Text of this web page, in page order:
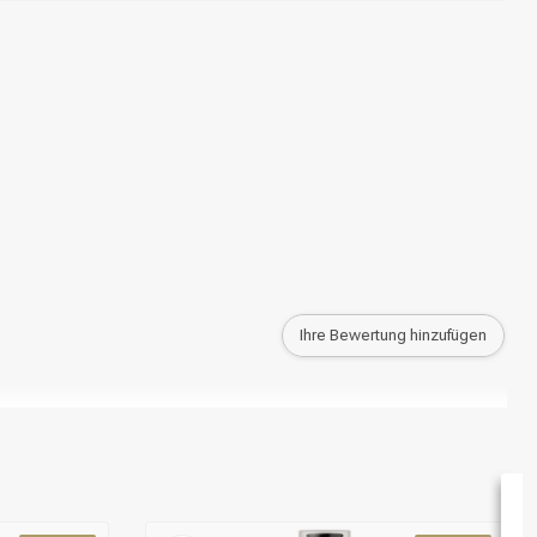
Ihre Bewertung hinzufügen